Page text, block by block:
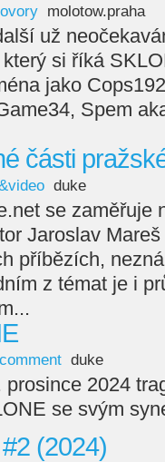
molotow.praha
už
si říká
jako
Spem
části
duke
se zaměřuje
Jaroslav
příbězích,
z témat je i
duke
prosince 2024
se svým
(2024)